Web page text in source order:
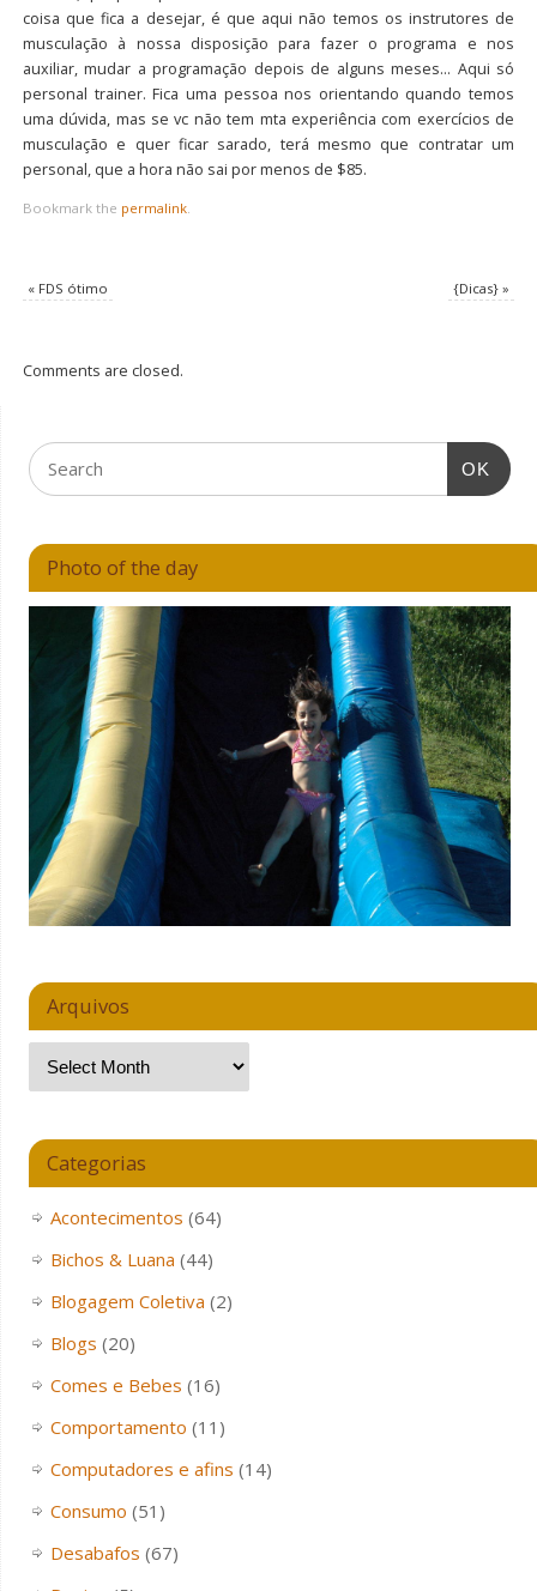
coisa que fica a desejar, é que aqui não temos os instrutores de
musculação à nossa disposição para fazer o programa e nos
auxiliar, mudar a programação depois de alguns meses… Aqui só
personal trainer. Fica uma pessoa nos orientando quando temos
uma dúvida, mas se vc não tem mta experiência com exercícios de
musculação e quer ficar sarado, terá mesmo que contratar um
personal, que a hora não sai por menos de $85.
Bookmark the permalink.
«FDS ótimo {Dicas}»
Comments are closed.
OK
Photo of the day
Arquivos
Categorias
Acontecimentos (64)
Bichos & Luana (44)
Blogagem Coletiva (2)
Blogs (20)
Comes e Bebes (16)
Comportamento (11)
Computadores e afins (14)
Consumo (51)
Desabafos (67)